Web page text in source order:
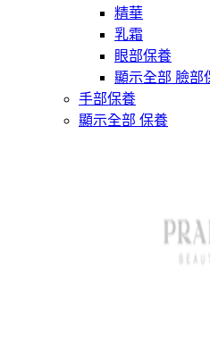
精華
乳霜
眼部保養
顯示全部 臉部
手部保養
顯示全部 保養